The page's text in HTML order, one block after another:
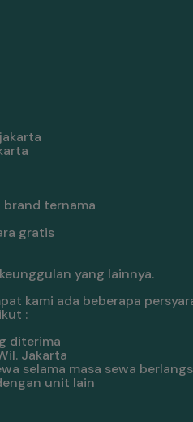
brand ternama
gratis
yang lainnya.
kami ada beberapa
:
diterima
Jakarta
selama masa sewa
unit lain